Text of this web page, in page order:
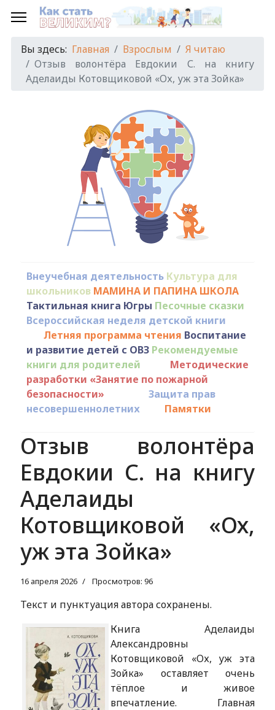
Вы здесь: Главная Взрослым
Я читаю
Отзыв волонтёра Евдокии С. на книгу
Аделаиды Котовщиковой «Ох, уж эта Зойка»
Внеучебная деятельность Культура для
школьников МАМИНА И ПАПИНА ШКОЛА
Тактильная книга Югры Песочные сказки
Всероссийская неделя детской книги
Летняя программа чтения Воспитание
и развитие детей с ОВЗ Рекомендуемые
книги для родителей
Методические
разработки «Занятие по пожарной
безопасности»
Защита прав
несовершеннолетних
Памятки
Отзыв волонтёра
Евдокии С. на книгу
Аделаиды
Котовщиковой «Ох,
уж эта Зойка»
16 апреля 2026 Просмотров: 96
Текст и пунктуация автора сохранены.
Книга Аделаиды
Александровны
Котовщиковой «Ох, уж эта
Зойка» оставляет очень
тёплое и живое
впечатление. Главная